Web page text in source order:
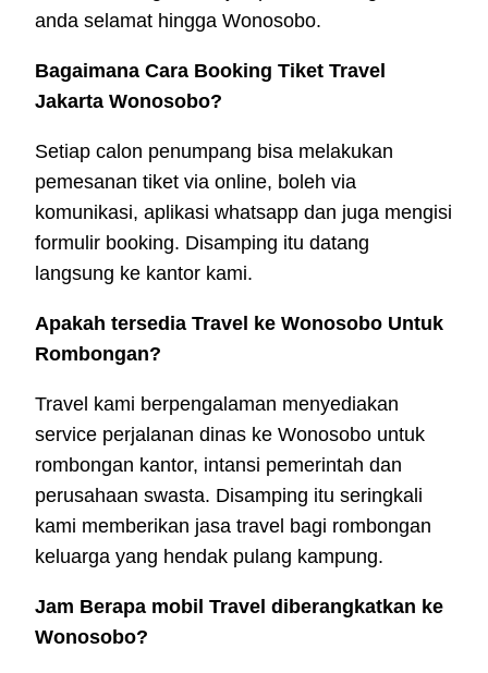
anda selamat hingga Wonosobo.
Bagaimana Cara Booking Tiket Travel
Jakarta Wonosobo?
Setiap calon penumpang bisa melakukan
pemesanan tiket via online, boleh via
komunikasi, aplikasi whatsapp dan juga mengisi
formulir booking. Disamping itu datang
langsung ke kantor kami.
Apakah tersedia Travel ke Wonosobo Untuk
Rombongan?
Travel kami berpengalaman menyediakan
service perjalanan dinas ke Wonosobo untuk
rombongan kantor, intansi pemerintah dan
perusahaan swasta. Disamping itu seringkali
kami memberikan jasa travel bagi rombongan
keluarga yang hendak pulang kampung.
Jam Berapa mobil Travel diberangkatkan ke
Wonosobo?